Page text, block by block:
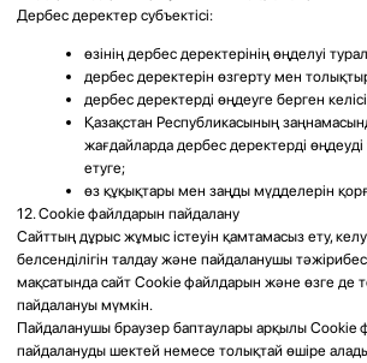
БИН (ИИН): 170240028015
БИК: CASPKZKA
Номер счёта: KZ27722S000006913807
Разработка сайта
© 2025 Все права защищены
Больше, чем просто
ЛОР-клиника